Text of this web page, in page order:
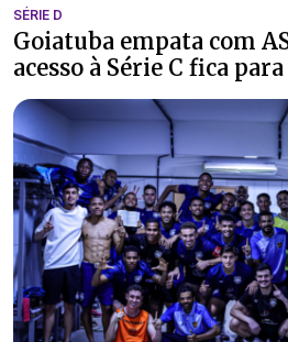
SÉRIE D
Goiatuba empata com
acesso à Série C fica